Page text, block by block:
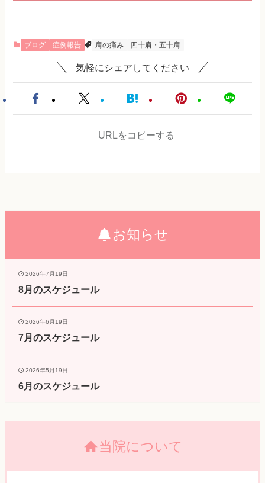
ブログ 症例報告 肩の痛み 四十肩・五十肩
気軽にシェアしてください
URLをコピーする
お知らせ
2026年7月19日
8月のスケジュール
2026年6月19日
7月のスケジュール
2026年5月19日
6月のスケジュール
当院について